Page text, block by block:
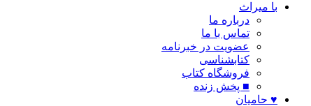
با میراث
درباره ما
تماس با ما
عضویت در خبرنامه
کتابشناسی
فروشگاه کتاب
■ پخش زنده
♥ حامیان